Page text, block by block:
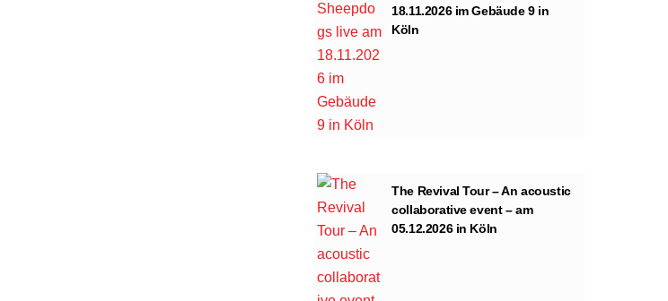
18.11.2026 im Gebäude 9 in
Köln
The Revival Tour – An acoustic
collaborative event – am
05.12.2026 in Köln